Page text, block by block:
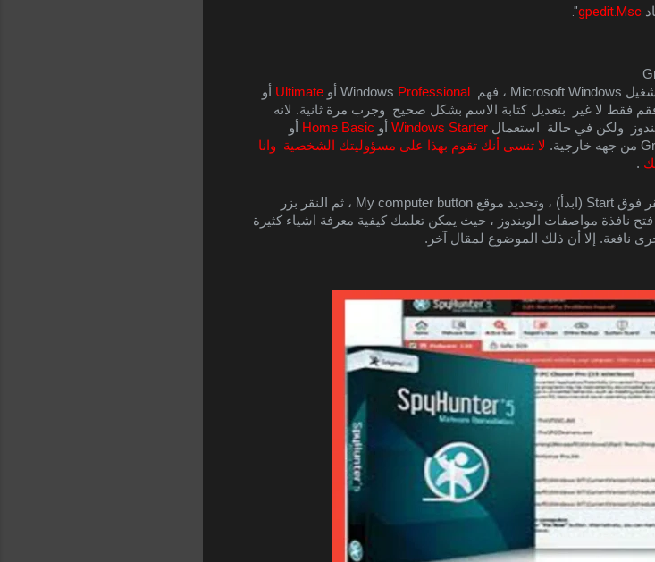
gpedit.Msc
".
Professional أو Ultimate أو
Windows Starter أو Home Basic
.
.
نافعة. إلا أن ذلك الموضوع لمقال آخر.